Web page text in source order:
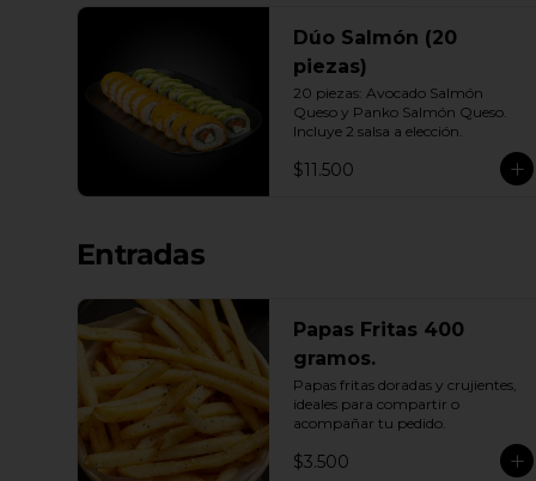
Dúo Salmón (20
piezas)
20 piezas: Avocado Salmón
Queso y Panko Salmón Queso.
Incluye 2 salsa a elección.
$11.500
Entradas
Papas Fritas 400
gramos.
Papas fritas doradas y crujientes,
ideales para compartir o
acompañar tu pedido.
$3.500